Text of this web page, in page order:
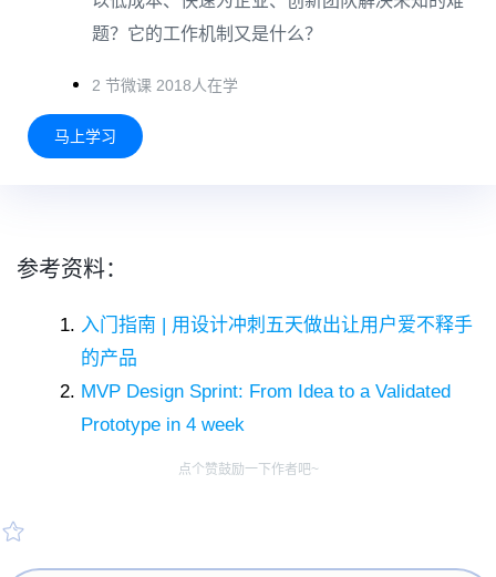
题？它的工作机制又是什么？
2 节微课 2018人在学
马上学习
参考资料：
入门指南 | 用设计冲刺五天做出让用户爱不释手
的产品
MVP Design Sprint: From Idea to a Validated
Prototype in 4 week
点个赞鼓励一下作者吧~